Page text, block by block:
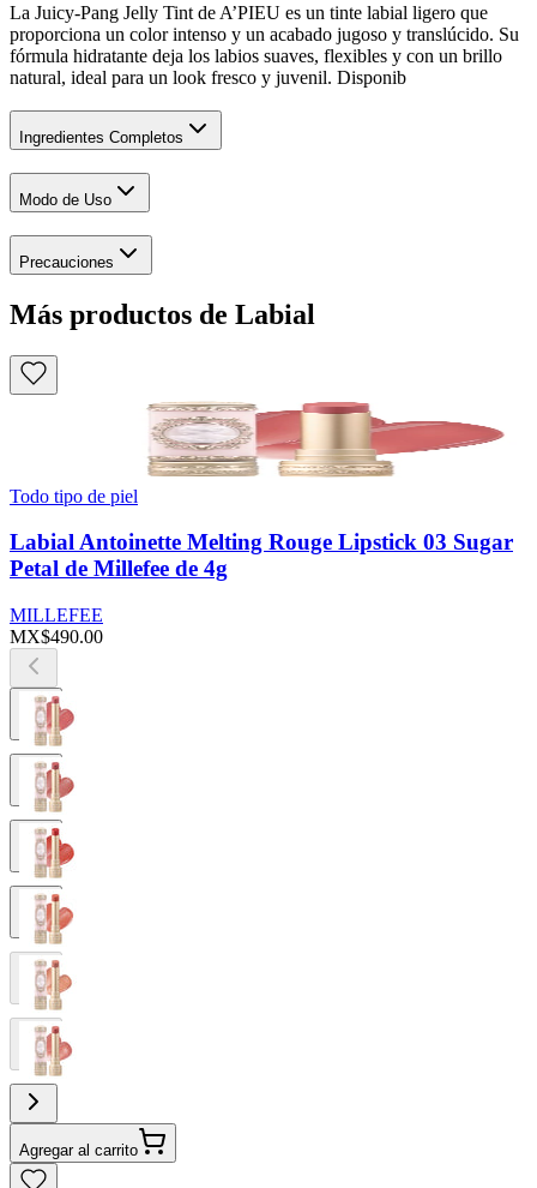
La Juicy-Pang Jelly Tint de A’PIEU es un tinte labial ligero que
proporciona un color intenso y un acabado jugoso y translúcido. Su
fórmula hidratante deja los labios suaves, flexibles y con un brillo
natural, ideal para un look fresco y juvenil. Disponib
Ingredientes Completos
Modo de Uso
Precauciones
Más productos de Labial
Todo tipo de piel
Labial Antoinette Melting Rouge Lipstick 03 Sugar
Petal de Millefee de 4g
MILLEFEE
MX$490.00
Agregar al carrito